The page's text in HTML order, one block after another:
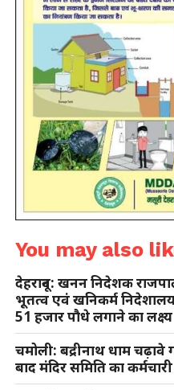
You may also
देहरादून: खनन निदेशक
भूतत्व एवं खनिकर्म
51 हजार पौधे लगाने का लक्ष्य
चमोली: बद्रीनाथ धाम
बाद मंदिर समिति का